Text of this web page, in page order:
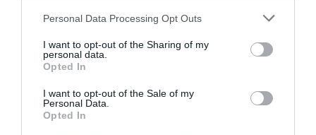
Personal Data Processing Opt Outs
I want to opt-out of the Sharing of my
personal data.
Opted In
I want to opt-out of the Sale of my
Personal Data.
Opted In
23°C Klart
06:00 07:00 08:00 09:00 11:00